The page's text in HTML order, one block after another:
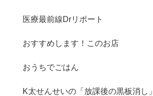
医療最前線Drリポート
おすすめします！このお店
おうちでごはん
K太せんせいの「放課後の黒板消し」